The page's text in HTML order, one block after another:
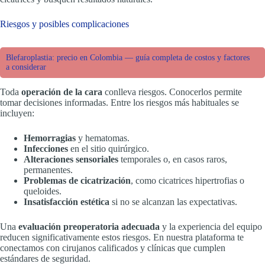
Riesgos y posibles complicaciones
Blefaroplastia: precio en Colombia — guía completa de costos y factores
a considerar
Toda operación de la cara conlleva riesgos. Conocerlos permite
tomar decisiones informadas. Entre los riesgos más habituales se
incluyen:
Hemorragias y hematomas.
Infecciones en el sitio quirúrgico.
Alteraciones sensoriales temporales o, en casos raros,
permanentes.
Problemas de cicatrización, como cicatrices hipertrofias o
queloides.
Insatisfacción estética si no se alcanzan las expectativas.
Una evaluación preoperatoria adecuada y la experiencia del equipo
reducen significativamente estos riesgos. En nuestra plataforma te
conectamos con cirujanos calificados y clínicas que cumplen
estándares de seguridad.